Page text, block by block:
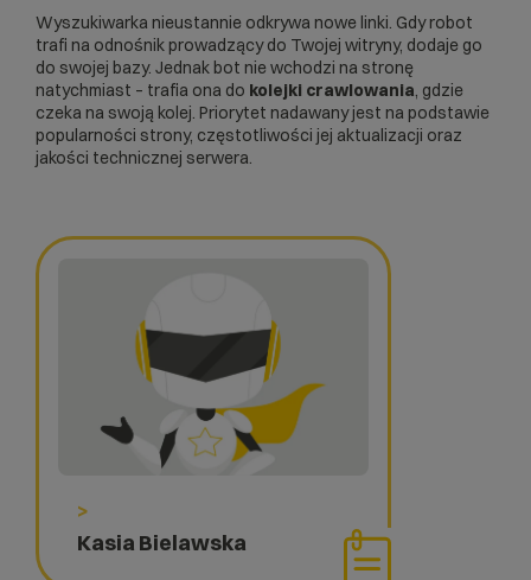
>
Kasia Bielawska
Wyszukiwarka nieustannie odkrywa nowe linki. Gdy robot
trafi na odnośnik prowadzący do Twojej witryny, dodaje go
do swojej bazy. Jednak bot nie wchodzi na stronę
natychmiast – trafia ona do kolejki crawlowania, gdzie
czeka na swoją kolej. Priorytet nadawany jest na podstawie
popularności strony, częstotliwości jej aktualizacji oraz
jakości technicznej serwera.